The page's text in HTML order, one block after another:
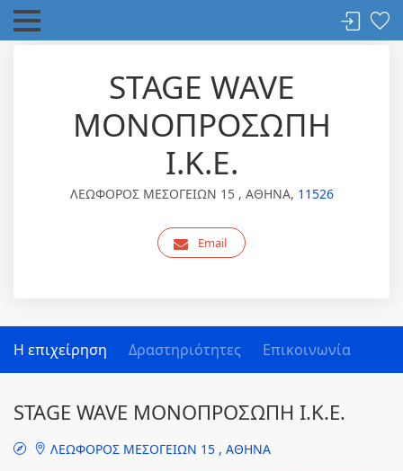
STAGE WAVE
ΜΟΝΟΠΡΟΣΩΠΗ
Ι.Κ.Ε.
ΛΕΩΦΟΡΟΣ ΜΕΣΟΓΕΙΩΝ 15 , ΑΘΗΝΑ, 11526
Email
Η επιχείρηση Δραστηριότητες Επικοινωνία
STAGE WAVE ΜΟΝΟΠΡΟΣΩΠΗ Ι.Κ.Ε.
ΛΕΩΦΟΡΟΣ ΜΕΣΟΓΕΙΩΝ 15 , ΑΘΗΝΑ